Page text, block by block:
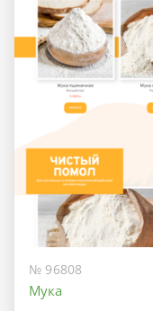
№ 96808
Мука